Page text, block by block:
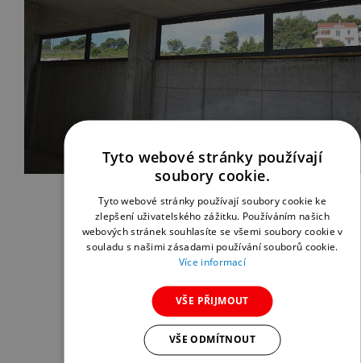
Tyto webové stránky používají
soubory cookie.
Tyto webové stránky používají soubory cookie ke
zlepšení uživatelského zážitku. Používáním našich
webových stránek souhlasíte se všemi soubory cookie v
souladu s našimi zásadami používání souborů cookie.
Více informací
VŠE PŘIJMOUT
VŠE ODMÍTNOUT